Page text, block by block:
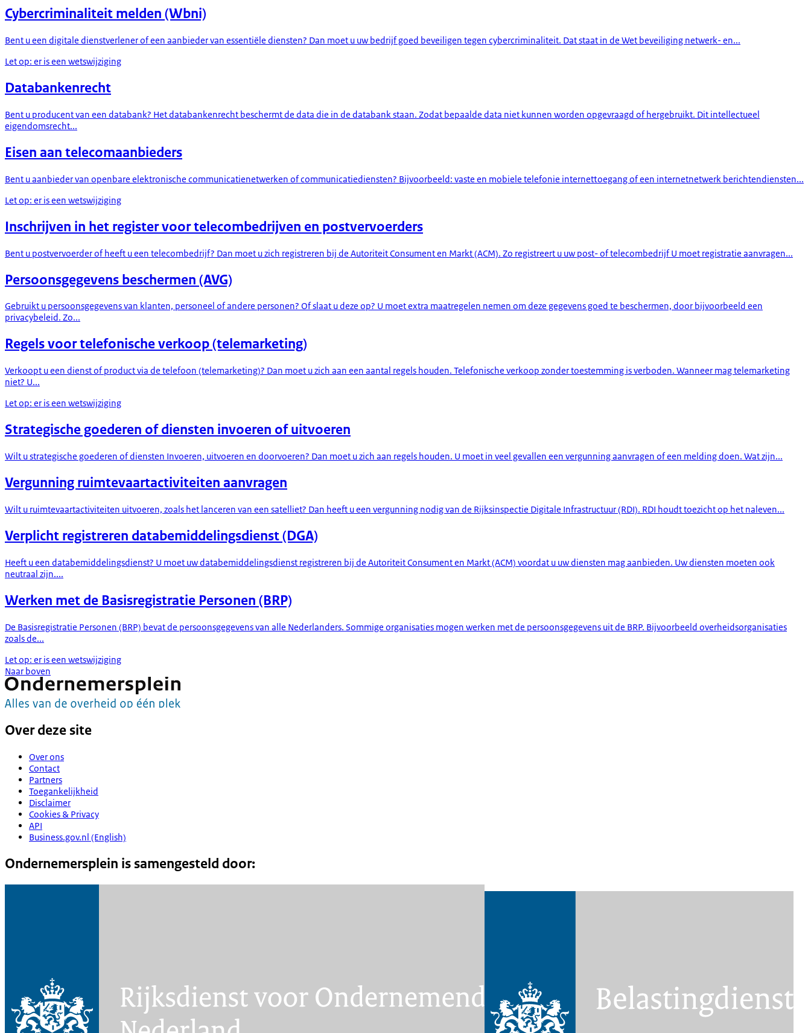
Cybercriminaliteit melden (Wbni)
Bent u een digitale dienstverlener of een aanbieder van essentiële diensten? Dan moet u uw bedrijf goed beveiligen tegen cybercriminaliteit. Dat staat in de Wet beveiliging netwerk- en...
Let op: er is een wetswijziging
Databankenrecht
Bent u producent van een databank? Het databankenrecht beschermt de data die in de databank staan. Zodat bepaalde data niet kunnen worden opgevraagd of hergebruikt. Dit intellectueel
eigendomsrecht...
Eisen aan telecomaanbieders
Bent u aanbieder van openbare elektronische communicatienetwerken of communicatiediensten? Bijvoorbeeld: vaste en mobiele telefonie internettoegang of een internetnetwerk berichtendiensten...
Let op: er is een wetswijziging
Inschrijven in het register voor telecombedrijven en postvervoerders
Bent u postvervoerder of heeft u een telecombedrijf? Dan moet u zich registreren bij de Autoriteit Consument en Markt (ACM). Zo registreert u uw post- of telecombedrijf U moet registratie aanvragen...
Persoonsgegevens beschermen (AVG)
Gebruikt u persoonsgegevens van klanten, personeel of andere personen? Of slaat u deze op? U moet extra maatregelen nemen om deze gegevens goed te beschermen, door bijvoorbeeld een
privacybeleid. Zo...
Regels voor telefonische verkoop (telemarketing)
Verkoopt u een dienst of product via de telefoon (telemarketing)? Dan moet u zich aan een aantal regels houden. Telefonische verkoop zonder toestemming is verboden. Wanneer mag telemarketing
niet? U...
Let op: er is een wetswijziging
Strategische goederen of diensten invoeren of uitvoeren
Wilt u strategische goederen of diensten Invoeren, uitvoeren en doorvoeren? Dan moet u zich aan regels houden. U moet in veel gevallen een vergunning aanvragen of een melding doen. Wat zijn...
Vergunning ruimtevaartactiviteiten aanvragen
Wilt u ruimtevaartactiviteiten uitvoeren, zoals het lanceren van een satelliet? Dan heeft u een vergunning nodig van de Rijksinspectie Digitale Infrastructuur (RDI). RDI houdt toezicht op het naleven...
Verplicht registreren databemiddelingsdienst (DGA)
Heeft u een databemiddelingsdienst? U moet uw databemiddelingsdienst registreren bij de Autoriteit Consument en Markt (ACM) voordat u uw diensten mag aanbieden. Uw diensten moeten ook
neutraal zijn....
Werken met de Basisregistratie Personen (BRP)
De Basisregistratie Personen (BRP) bevat de persoonsgegevens van alle Nederlanders. Sommige organisaties mogen werken met de persoonsgegevens uit de BRP. Bijvoorbeeld overheidsorganisaties
zoals de...
Let op: er is een wetswijziging
Naar boven
Over deze site
Over ons
Contact
Partners
Toegankelijkheid
Disclaimer
Cookies & Privacy
API
Business.gov.nl (English)
Ondernemersplein is samengesteld door: